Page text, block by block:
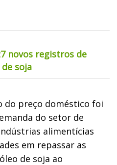
novos registros de
soja
do preço doméstico foi
do setor de
alimentícias
em repassar as
de soja ao